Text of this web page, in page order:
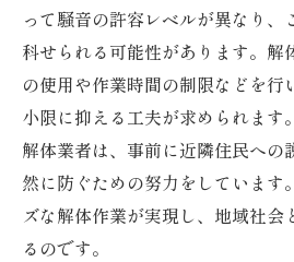
って騒音の許容レベルが異なり、
科せられる可能性があります。解
の使用や作業時間の制限などを行
小限に抑える工夫が求められます
解体業者は、事前に近隣住民への
然に防ぐための努力をしています
ズな解体作業が実現し、地域社会
るのです。